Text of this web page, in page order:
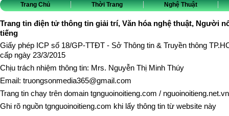
Trang Chủ Thời Trang Nghệ Thuật
Trang tin điện tử thông tin giải trí, Văn hóa nghệ thuật, Người
tiếng
Giấy phép ICP số 18/GP-TTĐT - Sở Thông tin & Truyền thông
cấp ngày 23/3/2015
Chịu trách nhiệm thông tin: Mrs. Nguyễn Thị Minh Thúy
Email: truongsonmedia365@gmail.com
Trang tin chạy trên domain tgnguoinoitieng.com / nguoinoitieng.net.vn
Ghi rõ nguồn tgnguoinoitieng.com khi lấy thông tin từ website này